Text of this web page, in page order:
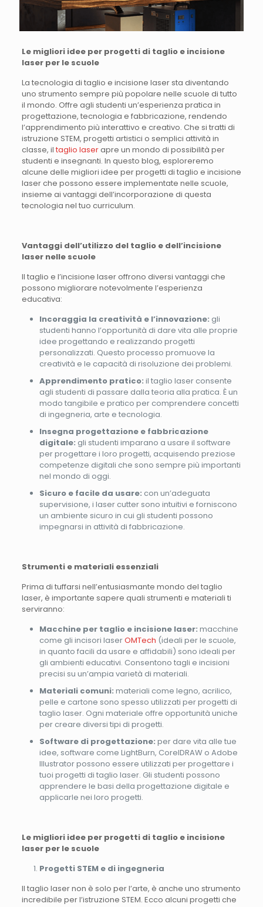
Le migliori idee per progetti di taglio e incisione
laser per le scuole
La tecnologia di taglio e incisione laser sta diventando
uno strumento sempre più popolare nelle scuole di tutto
il mondo. Offre agli studenti un’esperienza pratica in
progettazione, tecnologia e fabbricazione, rendendo
l’apprendimento più interattivo e creativo. Che si tratti di
istruzione STEM, progetti artistici o semplici attività in
classe, il taglio laserapre un mondo di possibilità per
studenti e insegnanti. In questo blog, esploreremo
alcune delle migliori idee per progetti di taglio e incisione
laser che possono essere implementate nelle scuole,
insieme ai vantaggi dell’incorporazione di questa
tecnologia nel tuo curriculum.
Vantaggi dell’utilizzo del taglio e dell’incisione
laser nelle scuole
Il taglio e l’incisione laser offrono diversi vantaggi che
possono migliorare notevolmente l’esperienza
educativa:
Incoraggia la creatività e l’innovazione: gli
studenti hanno l’opportunità di dare vita alle proprie
idee progettando e realizzando progetti
personalizzati. Questo processo promuove la
creatività e le capacità di risoluzione dei problemi.
Apprendimento pratico: il taglio laser consente
agli studenti di passare dalla teoria alla pratica. È un
modo tangibile e pratico per comprendere concetti
di ingegneria, arte e tecnologia.
Insegna progettazione e fabbricazione
digitale: gli studenti imparano a usare il software
per progettare i loro progetti, acquisendo preziose
competenze digitali che sono sempre più importanti
nel mondo di oggi.
Sicuro e facile da usare: con un’adeguata
supervisione, i laser cutter sono intuitivi e forniscono
un ambiente sicuro in cui gli studenti possono
impegnarsi in attività di fabbricazione.
Strumenti e materiali essenziali
Prima di tuffarsi nell’entusiasmante mondo del taglio
laser, è importante sapere quali strumenti e materiali ti
serviranno:
Macchine per taglio e incisione laser: macchine
come gli incisori laserOMTech (ideali per le scuole,
in quanto facili da usare e affidabili) sono ideali per
gli ambienti educativi. Consentono tagli e incisioni
precisi su un’ampia varietà di materiali.
Materiali comuni: materiali come legno, acrilico,
pelle e cartone sono spesso utilizzati per progetti di
taglio laser. Ogni materiale offre opportunità uniche
per creare diversi tipi di progetti.
Software di progettazione: per dare vita alle tue
idee, software come LightBurn, CorelDRAW o Adobe
Illustrator possono essere utilizzati per progettare i
tuoi progetti di taglio laser. Gli studenti possono
apprendere le basi della progettazione digitale e
applicarle nei loro progetti.
Le migliori idee per progetti di taglio e incisione
laser per le scuole
Progetti STEM e di ingegneria
Il taglio laser non è solo per l’arte, è anche uno strumento
incredibile per l’istruzione STEM. Ecco alcuni progetti che